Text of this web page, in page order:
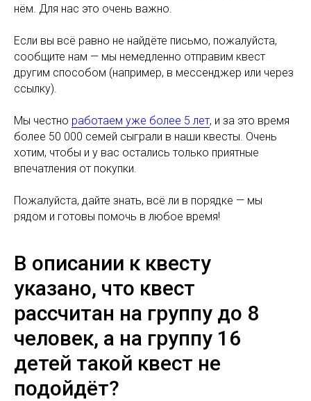
нём. Для нас это очень важно.
Если вы всё равно не найдёте письмо, пожалуйста,
сообщите нам — мы немедленно отправим квест
другим способом (например, в мессенджер или через
ссылку).
Мы честно работаем уже более 5 лет, и за это время
более 50 000 семей сыграли в наши квесты. Очень
хотим, чтобы и у вас остались только приятные
впечатления от покупки.
Пожалуйста, дайте знать, всё ли в порядке — мы
рядом и готовы помочь в любое время!
В описании к квесту
указано, что квест
рассчитан на группу до 8
человек, а на группу 16
детей такой квест не
подойдёт?